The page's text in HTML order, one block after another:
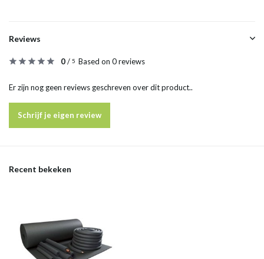
Reviews
0/ 5 Based on 0 reviews
Er zijn nog geen reviews geschreven over dit product..
Schrijf je eigen review
Recent bekeken